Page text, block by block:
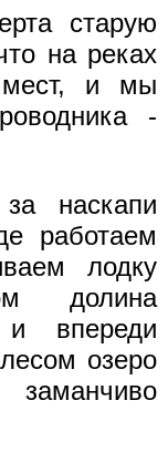
старую
на реках
мест, и мы
-
наскапи
работаем
лодку
долина
впереди
озеро